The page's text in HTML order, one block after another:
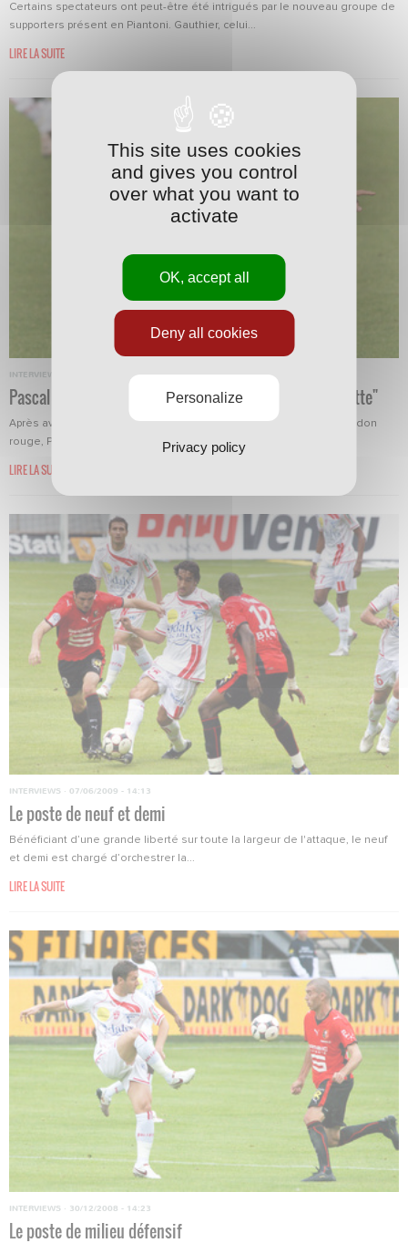
Certains spectateurs ont peut-être été intrigués par le nouveau groupe de
supporters présent en Piantoni. Gauthier, celui...
LIRE LA SUITE
INTERVIEWS 24/06/2009 - 10:41
Pascal Berenguer: "Il est difficile de retirer une étiquette"
Après avoir bouclé sa sixième saison sous le maillot frappé du chardon
rouge, Pascal Berenguer analyse l’extraordinaire...
LIRE LA SUITE
INTERVIEWS · 07/06/2009 - 14:13
Le poste de neuf et demi
Bénéficiant d’une grande liberté sur toute la largeur de l'attaque, le neuf
et demi est chargé d’orchestrer la...
LIRE LA SUITE
INTERVIEWS · 30/12/2008 - 14:23
Le poste de milieu défensif
This site uses cookies
and gives you control
over what you want to
activate
OK, accept all
Deny all cookies
Personalize
Privacy policy